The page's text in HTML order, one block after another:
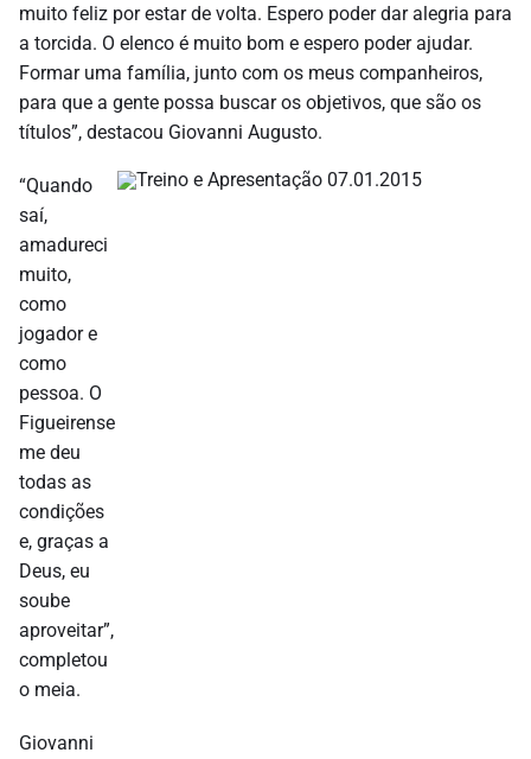
muito feliz por estar de volta. Espero poder dar alegria para
a torcida. O elenco é muito bom e espero poder ajudar.
Formar uma família, junto com os meus companheiros,
para que a gente possa buscar os objetivos, que são os
títulos”, destacou Giovanni Augusto.
“Quando
saí,
amadureci
muito,
como
jogador e
como
pessoa. O
Figueirense
me deu
todas as
condições
e, graças a
Deus, eu
soube
aproveitar”,
completou
o meia.
Giovanni